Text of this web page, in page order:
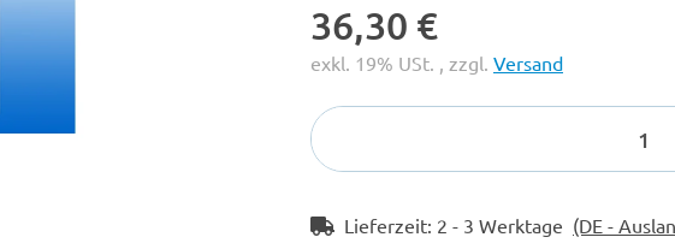
36,30 €
exkl. 19% USt. , zzgl. Versand
Lieferzeit: 2 - 3 Werktage (DE -